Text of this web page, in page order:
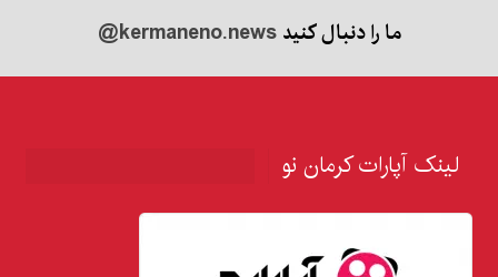
ما را دنبال کنید@kermaneno.news
لینک آپارات کرمان نو